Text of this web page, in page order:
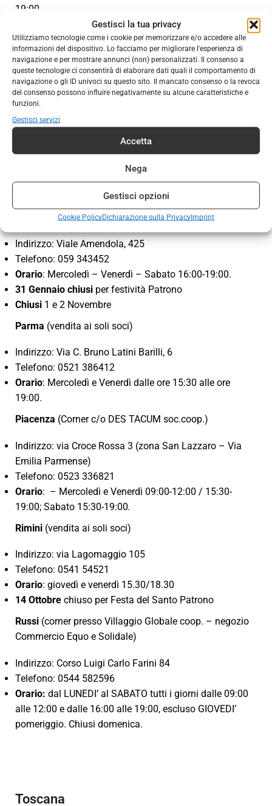
Gestisci la tua privacy
Utilizziamo tecnologie come i cookie per memorizzare e/o accedere alle
informazioni del dispositivo. Lo facciamo per migliorare l'esperienza di
navigazione e per mostrare annunci (non) personalizzati. Il consenso a
queste tecnologie ci consentirà di elaborare dati quali il comportamento di
navigazione o gli ID univoci su questo sito. Il mancato consenso o la revoca
del consenso possono influire negativamente su alcune caratteristiche e
funzioni.
Gestisci servizi
Accetta
Nega
Gestisci opzioni
Cookie PolicyDichiarazione sulla PrivacyImprint
19:00.
4 Ottobre chiuso perFesta del Santo Patrono
Cesena(vendita ai soli soci)
Indirizzo: Via Ciro Menotti, 55
Telefono: 0547 600418
Orario
24 Giugno:
(vendita ai soli soci)
Indirizzo: Via Borghetto Casello, 3
Telefono: 0543 32744
: sabato 9.30 – 12.30
(vendita ai soli soci)
Indirizzo: Viale Amendola, 425
Telefono: 059 343452
Orario: Mercoledì – Venerdì – Sabato 16:00-19:00.
31 Gennaio chiusi per festività Patrono
Chiusi 1 e 2 Novembre
Parma (vendita ai soli soci)
Indirizzo: Via C. Bruno Latini Barilli, 6
Telefono: 0521 386412
Orario: Mercoledì e Venerdì dalle ore 15:30 alle ore
19:00.
Piacenza (Corner c/o DES TACUM soc.coop.)
Indirizzo: via Croce Rossa 3 (zona San Lazzaro – Via
Emilia Parmense)
Telefono: 0523 336821
Orario: – Mercoledì e Venerdì 09:00-12:00 / 15:30-
19:00; Sabato 15:30-19:00.
Rimini (vendita ai soli soci)
Indirizzo: via Lagomaggio 105
Telefono: 0541 54521
Orario: giovedì e venerdì 15.30/18.30
14 Ottobre chiuso per Festa del Santo Patrono
Russi (corner presso Villaggio Globale coop. – negozio
Commercio Equo e Solidale)
Indirizzo: Corso Luigi Carlo Farini 84
Telefono: 0544 582596
Orario: dal LUNEDI’ al SABATO tutti i giorni dalle 09:00
alle 12:00 e dalle 16:00 alle 19:00, escluso GIOVEDI’
pomeriggio. Chiusi domenica.
Toscana